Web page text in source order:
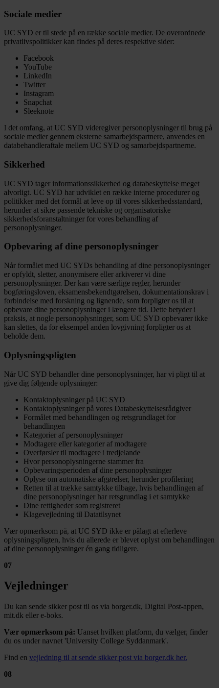
Sociale medier
UC SYD er til stede på en række sociale medier. De overordnede
privatlivspolitikker kan findes på deres respektive sider:
Facebook
YouTube
LinkedIn
Twitter
Instagram
Snapchat
Sleeknote
I det omfang, at UC SYD videregiver personoplysninger til brug på
sociale medier gennem eksterne samarbejdspartnere, anvendes en
databehandleraftale mellem UC SYD og samarbejdspartnerne.
Sikkerhed
UC SYD tager informationssikkerhed og databeskyttelse meget
alvorligt. UC SYD har udviklet en række interne procedurer og
politikker med det formål at leve op til vores sikkerhedsstandard,
herunder at sikre passende tekniske og organisatoriske
sikkerhedsforanstaltninger for vores behandling af
personoplysninger.
Opbevaring af dine personoplysninger
Når formålet med UC SYDs behandling af dine personoplysninger
er opfyldt, sletter, anonymisere eller arkiverer vi dine
personoplysninger. Der kan være særlige regler, herunder
bogføringsloven, eksamensbekendtgørelsen, dokumentationskrav i
forbindelse med forskning og lignende, som forpligter os til at
opbevare dine personoplysninger i længere tid. Dette betyder i
praksis, at nogle personoplysninger, som UC SYD opbevarer ikke
kan slettes, da for eksempel anden lovgivning forpligter os at
beholde dem.
Oplysningspligten
Når UC SYD behandler dine personoplysninger, har vi pligt til at
give dig følgende oplysninger:
Kontaktoplysninger på UC SYD
Kontaktoplysninger på vores Databeskyttelsesrådgiver
Formålet med behandlingen og retsgrundlaget for
behandlingen
Kategorier af personoplysninger
Modtagere eller kategorier af modtagere
Overførsler til modtagere i tredjelande
Hvor personoplysningerne stammer fra
Opbevaringsperioden af dine personoplysninger
Oplyse om automatiske afgørelser, herunder profilering
Retten til at trække samtykke tilbage, hvis behandlingen af
dine personoplysninger har retsgrundlag i et samtykke
Dine rettigheder som registreret
Klagevejledning til Datatilsynet
Vær opmærksom på, at UC SYD ikke er pålagt at efterleve
oplysningspligten, hvis du allerede er blevet oplyst om behandlingen
af dine personoplysninger én gang tidligere.
07
Vejledninger
Du kan sende sikker post til os via borger.dk, Digital Post-appen,
mit.dk eller e-boks.
Vær opmærksom på: Uanset hvilken platform, du vælger, finder
du os under navnet 'University College Syddanmark'.
Find en vejledning til at sende sikker post via borger.dk her.
08